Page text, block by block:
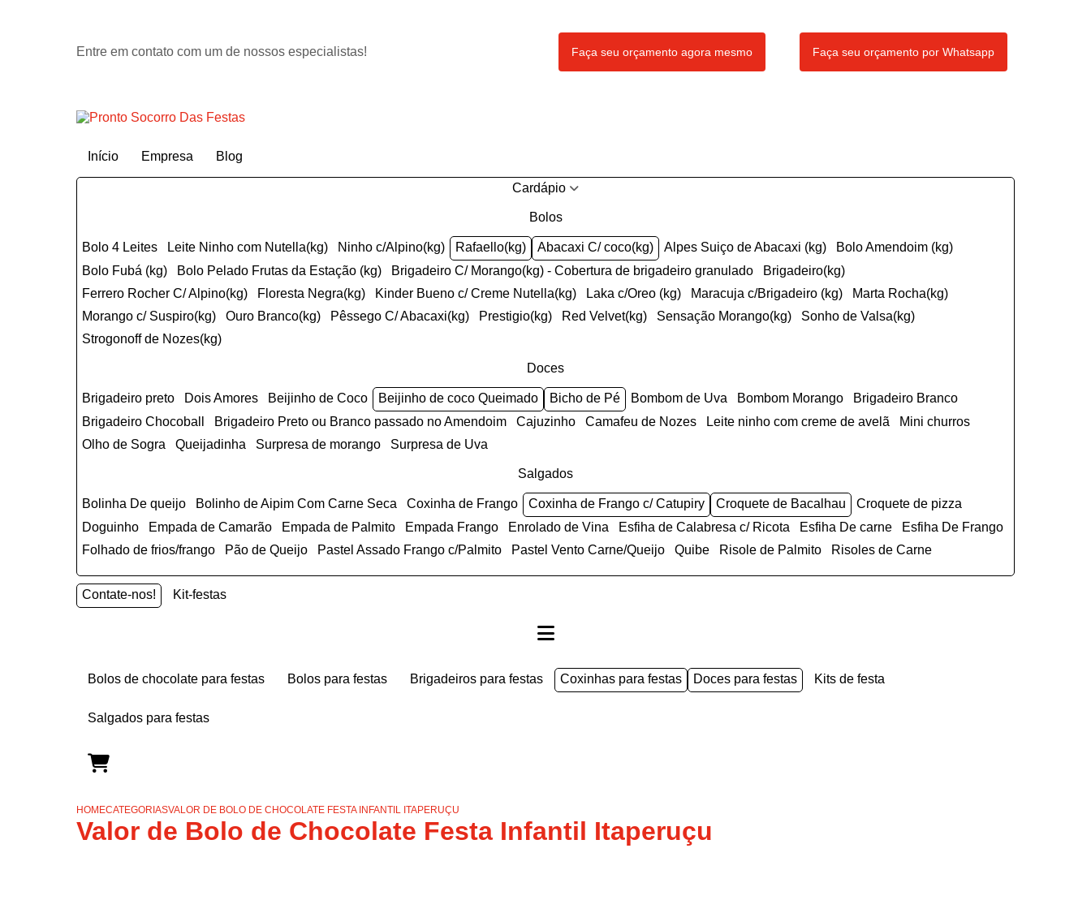
Entre em contato com um de nossos especialistas! Faça seu orçamento agora mesmo Faça seu orçamento por Whatsapp
Início Empresa Blog
Cardápio
Bolos
Bolo 4 Leites Leite Ninho com Nutella(kg) Ninho c/Alpino(kg) Rafaello(kg) Abacaxi C/ coco(kg) Alpes Suiço de Abacaxi (kg)
Bolo Amendoim (kg)
Bolo Fubá (kg)
Bolo Pelado Frutas da Estação (kg) Brigadeiro C/ Morango(kg) - Cobertura de brigadeiro granulado
Brigadeiro(kg)
ferrero Rocher C/ Alpino(kg)
Floresta Negra(kg) Kinder Bueno c/ Creme Nutella(kg) Laka c/Oreo (kg) Maracuja c/Brigadeiro (kg)
Marta Rocha(kg)
Morango c/ Suspiro(kg)
Ouro Branco(kg) Pêssego C/ Abacaxi(kg) Prestigio(kg) Red Velvet(kg) Sensação Morango(kg)
Sonho de Valsa(kg)
Strogonoff de Nozes(kg)
Doces
Brigadeiro preto Dois Amores Beijinho de Coco Beijinho de coco Queimado Bicho de Pé Bombom de Uva Bombom Morango
Brigadeiro Branco
Brigadeiro Chocoball
Brigadeiro Preto ou Branco passado no Amendoim Cajuzinho Camafeu de Nozes Leite ninho com creme de avelã
Mini churros
Olho de Sogra
Queijadinha Surpresa de morango Surpresa de Uva
Salgados
Bolinha De queijo Bolinho de Aipim Com Carne Seca Coxinha de Frango Coxinha de Frango c/ Catupiry Croquete de Bacalhau
Croquete de pizza
Doguinho
Empada de Camarão Empada de Palmito Empada Frango Enrolado de Vina Esfiha de Calabresa c/ Ricota Esfiha De carne
Esfiha De Frango
Folhado de frios/frango
Pão de Queijo Pastel Assado Frango c/Palmito Pastel Vento Carne/Queijo Quibe Risole de Palmito Risoles de Carne
Contate-nos! Kit-festas
bolos de chocolate para festas bolos para festas brigadeiros para festas coxinhas para festas doces para festas kits de festa
salgados para festas
HOMECATEGORIASVALOR DE BOLO DE CHOCOLATE FESTA INFANTIL ITAPERUÇU
Valor de Bolo de Chocolate Festa Infantil Itaperuçu